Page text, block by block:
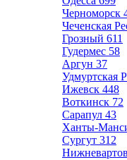
Черноморск
Чеченская
Грозный 611
Гудермес 58
Аргун 37
Удмуртская
Ижевск 448
Воткинск 72
Сарапул 43
Ханты-
Сургут 312